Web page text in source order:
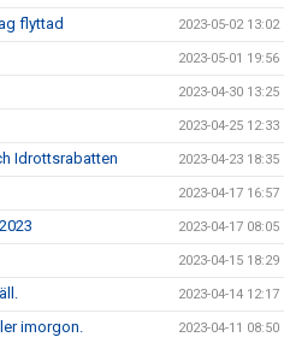
flyttad 2023-05-02 13:02
2023-05-01 19:56
2023-04-30 13:25
2023-04-25 12:33
Idrottsrabatten 2023-04-23 18:35
2023-04-17 16:57
2023-04-17 08:05
2023-04-15 18:29
2023-04-14 12:17
imorgon. 2023-04-11 08:50